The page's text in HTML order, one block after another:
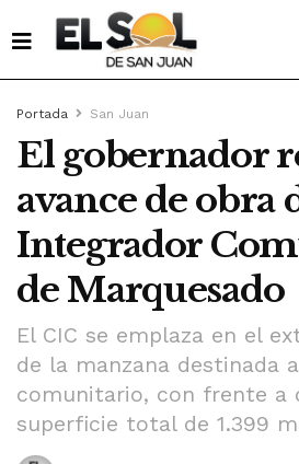
Portada San Juan
El gobernador
avance de obra
Integrador
de Marquesado
El CIC se emplaza en el
de la manzana destinada
comunitario, con frente a
superficie total de 1.399